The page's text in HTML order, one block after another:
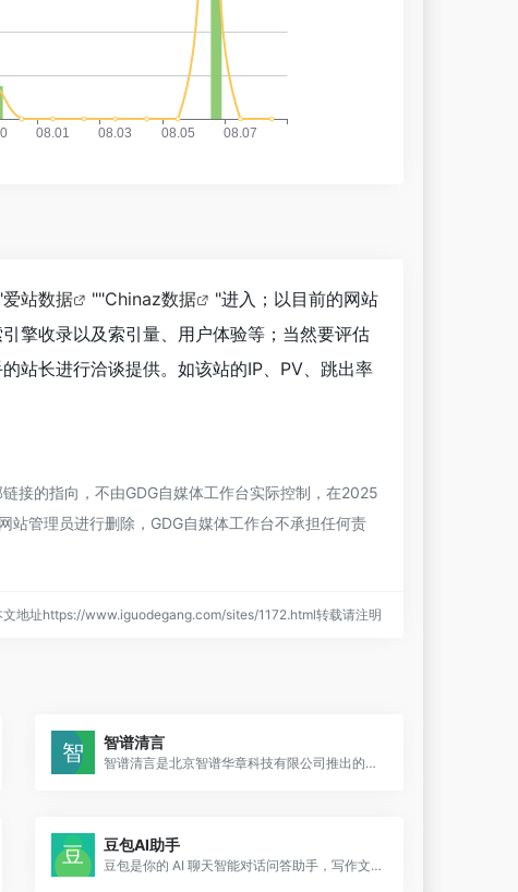
爱站数据 ""Chinaz数据
"进入；以目前的网站
擎收录以及索引量、用户体验等；当然要评估
站长进行洽谈提供。如该站的IP、PV、跳出率
接的指向，不由GDG自媒体工作台实际控制，在2025
管理员进行删除，GDG自媒体工作台不承担任何责
文地址https://www.iguodegang.com/sites/1172.html转载请注明
智谱清言
智谱清言是北京智谱华章科技有限公司推出的一款生成式AI助手，旨在为用户提供全方位的智能服务。
豆包AI助手
豆包是你的 AI 聊天智能对话问答助手，写作文案翻译情感陪伴编程全能工具。豆包为你答疑解惑，提供灵感，辅助创作，也可以和你畅聊任何你感兴趣的话题。